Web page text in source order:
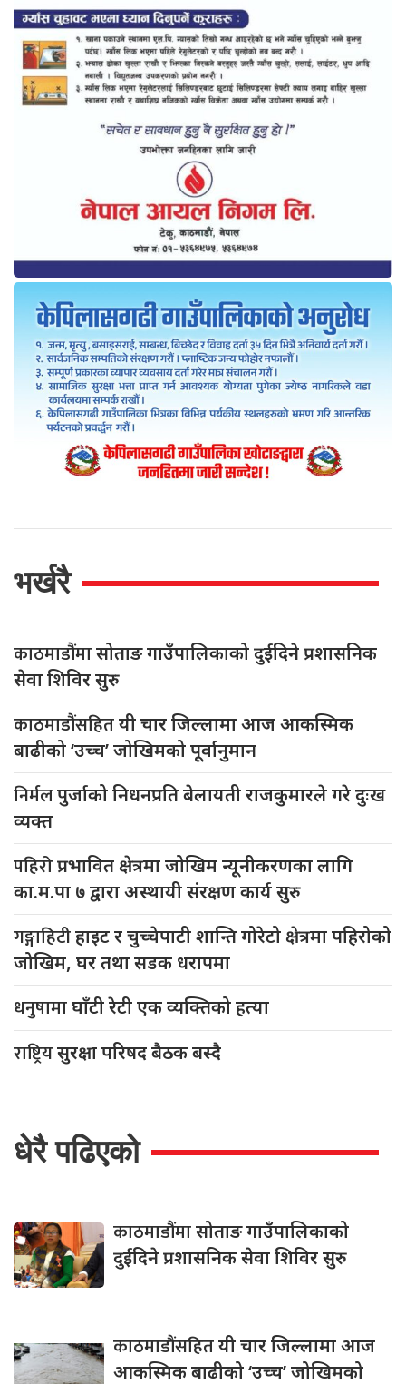
भर्खरै
काठमाडौंमासोताङ गाउँपालिकाको दुईदिने प्रशासनिक
सेवा शिविर सुरु
काठमाडौंसहितयी चार जिल्लामा आज आकस्मिक
बाढीको ‘उच्च’ जोखिमको पूर्वानुमान
निर्मलपुर्जाको निधनप्रति बेलायती राजकुमारले गरे दुःख
व्यक्त
पहिरोप्रभावित क्षेत्रमा जोखिम न्यूनीकरणका लागि
का.म.पा ७ द्वारा अस्थायी संरक्षण कार्य सुरु
गङ्गाहिटीहाइट र चुच्चेपाटी शान्ति गोरेटो क्षेत्रमा पहिरोको
जोखिम, घर तथा सडक धरापमा
धनुषामाघाँटी रेटी एक व्यक्तिको हत्या
राष्ट्रियसुरक्षा परिषद बैठक बस्दै
धेरै पढिएको
काठमाडौंमासोताङ गाउँपालिकाको
दुईदिने प्रशासनिक सेवा शिविर सुरु
काठमाडौंसहितयी चार जिल्लामा आज
आकस्मिक बाढीको ‘उच्च’ जोखिमको